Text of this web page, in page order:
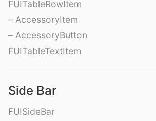
FUITableRowItem
– AccessoryItem
– AccessoryButton
FUITableTextItem
Side Bar
FUISideBar